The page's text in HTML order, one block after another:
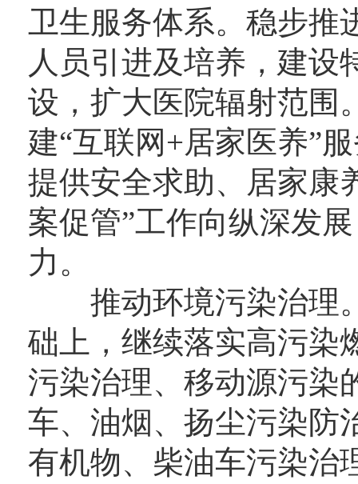
卫生服务体系。稳步推
人员引进及培养，建设
设，扩大医院辐射范围
建“互联网+居家医养”
提供安全求助、居家康
案促管”工作向纵深发
力。
推动环境污染治理。
础上，继续落实高污染
污染治理、移动源污染
车、油烟、扬尘污染防
有机物、柴油车污染治